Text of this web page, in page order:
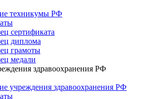
техникумы РФ
сертификата
диплома
грамоты
медали
здравоохранения РФ
учреждения здравоохранения РФ